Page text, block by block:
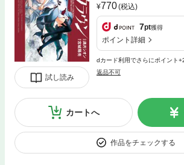
試し読み
770(税込)
7pt獲得
ポイント詳細
dカード利用でさらにポイント
返品不可
カートへ
作品をチェックする